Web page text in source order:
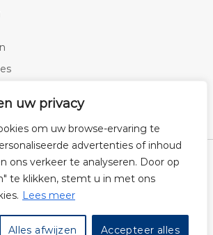
uw privacy
om uw browse-ervaring te
advertenties of inhoud
ons verkeer te analyseren. Door op
te klikken, stemt u in met ons
Lees meer
Alles afwijzen Accepteer alles